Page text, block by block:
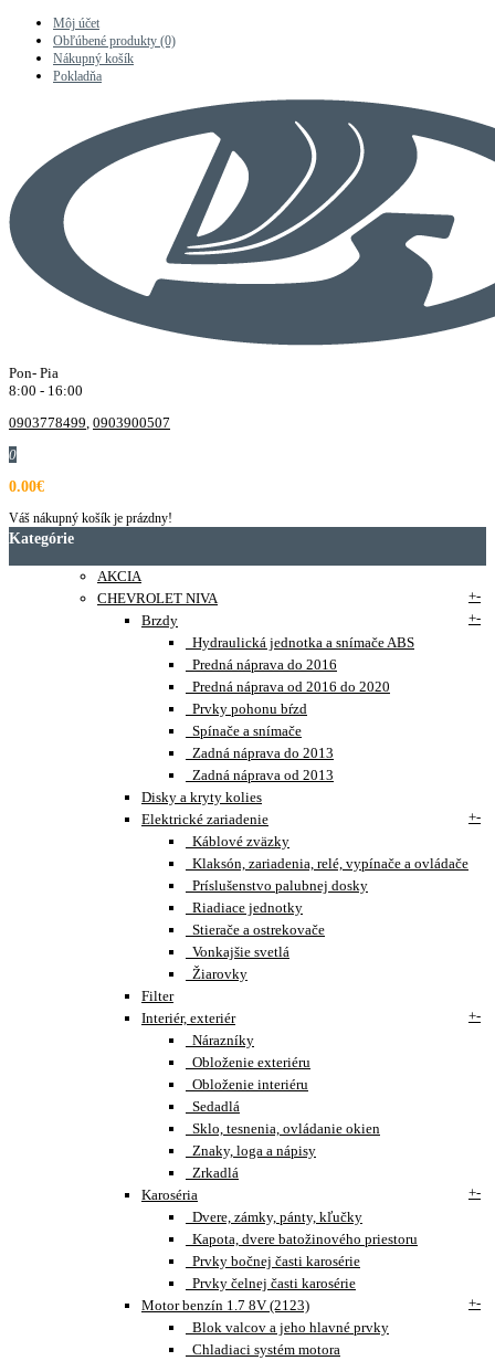
Môj účet
Obľúbené produkty (0)
Nákupný košík
Pokladňa
Pon- Pia
8:00 - 16:00
0903778499, 0903900507
0
0.00€
Váš nákupný košík je prázdny!
Kategórie
AKCIA
CHEVROLET NIVA
+-
Brzdy
+-
Hydraulická jednotka a snímače ABS
Predná náprava do 2016
Predná náprava od 2016 do 2020
Prvky pohonu bŕzd
Spínače a snímače
Zadná náprava do 2013
Zadná náprava od 2013
Disky a kryty kolies
Elektrické zariadenie
+-
Káblové zväzky
Klaksón, zariadenia, relé, vypínače a ovládače
Príslušenstvo palubnej dosky
Riadiace jednotky
Stierače a ostrekovače
Vonkajšie svetlá
Žiarovky
Filter
Interiér, exteriér
+-
Nárazníky
Obloženie exteriéru
Obloženie interiéru
Sedadlá
Sklo, tesnenia, ovládanie okien
Znaky, loga a nápisy
Zrkadlá
Karoséria
+-
Dvere, zámky, pánty, kľučky
Kapota, dvere batožinového priestoru
Prvky bočnej časti karosérie
Prvky čelnej časti karosérie
Motor benzín 1.7 8V (2123)
+-
Blok valcov a jeho hlavné prvky
Chladiaci systém motora